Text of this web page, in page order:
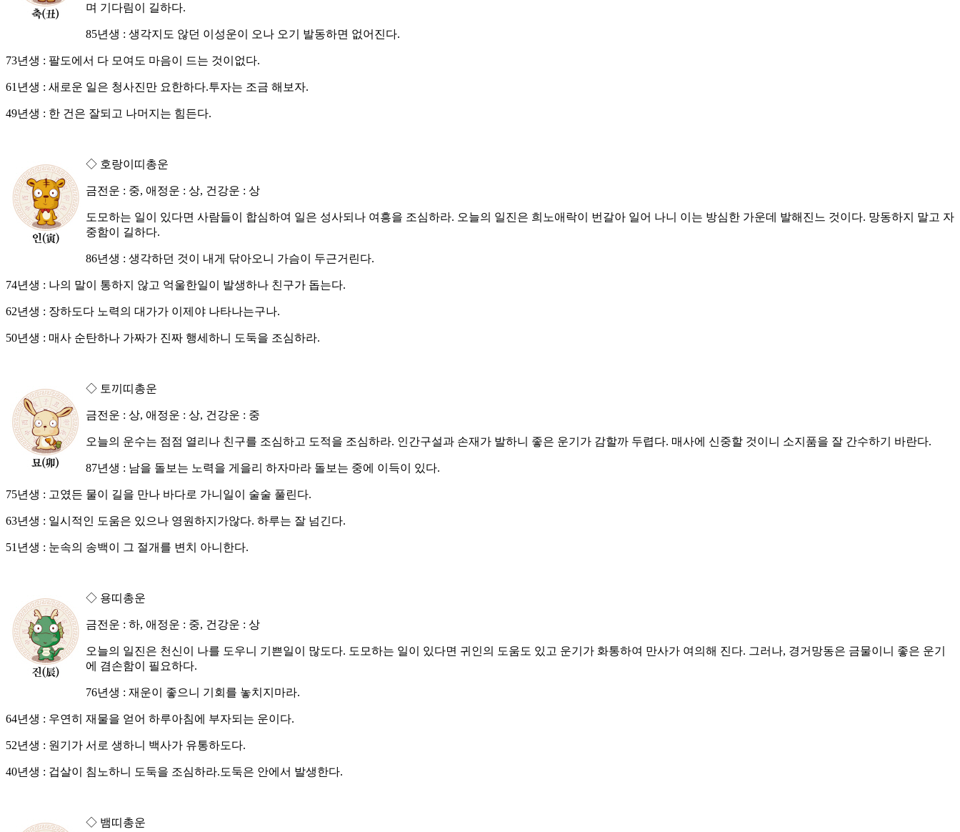
며 기다림이 길하다.
85년생 : 생각지도 않던 이성운이 오나 오기 발동하면 없어진다.
73년생 : 팔도에서 다 모여도 마음이 드는 것이없다.
61년생 : 새로운 일은 청사진만 요한하다.투자는 조금 해보자.
49년생 : 한 건은 잘되고 나머지는 힘든다.
◇ 호랑이띠총운
금전운 : 중, 애정운 : 상, 건강운 : 상
도모하는 일이 있다면 사람들이 합심하여 일은 성사되나 여흥을 조심하라. 오늘의 일진은 희노애락이 번갈아 일어 나니 이는 방심한 가운데 발해진느 것이다. 망동하지 말고 자
중함이 길하다.
86년생 : 생각하던 것이 내게 닦아오니 가슴이 두근거린다.
74년생 : 나의 말이 통하지 않고 억울한일이 발생하나 친구가 돕는다.
62년생 : 장하도다 노력의 대가가 이제야 나타나는구나.
50년생 : 매사 순탄하나 가짜가 진짜 행세하니 도둑을 조심하라.
◇ 토끼띠총운
금전운 : 상, 애정운 : 상, 건강운 : 중
오늘의 운수는 점점 열리나 친구를 조심하고 도적을 조심하라. 인간구설과 손재가 발하니 좋은 운기가 감할까 두렵다. 매사에 신중할 것이니 소지품을 잘 간수하기 바란다.
87년생 : 남을 돌보는 노력을 게을리 하자마라 돌보는 중에 이득이 있다.
75년생 : 고였든 물이 길을 만나 바다로 가니일이 술술 풀린다.
63년생 : 일시적인 도움은 있으나 영원하지가않다. 하루는 잘 넘긴다.
51년생 : 눈속의 송백이 그 절개를 변치 아니한다.
◇ 용띠총운
금전운 : 하, 애정운 : 중, 건강운 : 상
오늘의 일진은 천신이 나를 도우니 기쁜일이 많도다. 도모하는 일이 있다면 귀인의 도움도 있고 운기가 화통하여 만사가 여의해 진다. 그러나, 경거망동은 금물이니 좋은 운기
에 겸손함이 필요하다.
76년생 : 재운이 좋으니 기회를 놓치지마라.
64년생 : 우연히 재물을 얻어 하루아침에 부자되는 운이다.
52년생 : 원기가 서로 생하니 백사가 유통하도다.
40년생 : 겁살이 침노하니 도둑을 조심하라.도둑은 안에서 발생한다.
◇ 뱀띠총운